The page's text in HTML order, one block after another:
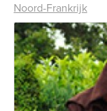
Noord-Frankrijk